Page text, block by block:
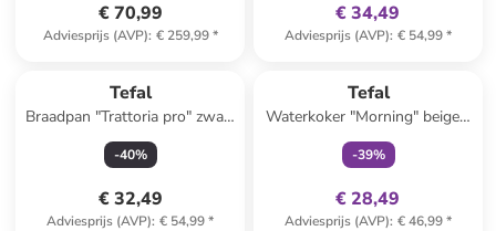
€ 70,99
Adviesprijs (AVP): € 259,99*
€ 34,49
Adviesprijs (AVP): € 54,99*
Tefal
Braadpan "Trattoria pro" zwart
- Ø 24 cm
-40%
€ 32,49
Adviesprijs (AVP): € 54,99*
Tefal
Waterkoker "Morning" beige -
1,7 l
-39%
€ 28,49
Adviesprijs (AVP): € 46,99*